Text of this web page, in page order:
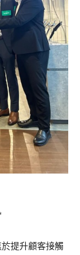
提升顧客接觸